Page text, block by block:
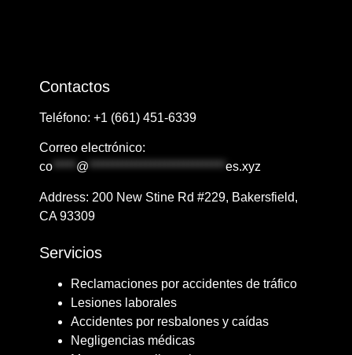
Contactos
Teléfono: ​+1 ​​(661) 451-6339
Correo electrónico:
co ***** @ ***************************** es.xyz
Address: ​​​​200 New Stine Rd #229, Bakersfield,
CA 93309
Servicios
Reclamaciones por accidentes de tráfico
Lesiones laborales
Accidentes por resbalones y caídas
Negligencias médicas